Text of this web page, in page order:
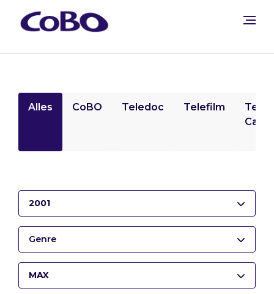
Alles CoBO Teledoc Telefilm
2001
Genre
MAX